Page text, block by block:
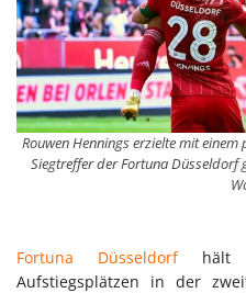
Rouwen Hennings erzielte mit
Siegtreffer der Fortuna Düsseldorf
Fortuna Düsseldorfhält
Aufstiegsplätzen in der